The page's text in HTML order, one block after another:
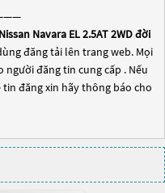
Navara EL 2.5AT 2WD đời
đăng tải lên trang web. Mọi
đăng tin cung cấp . Nếu
đăng xin hãy thông báo cho